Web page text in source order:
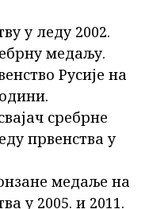
у леду 2002.
медаљу.
Русије на
сребрне
првенства у
медаље на
у 2005. и 2011.